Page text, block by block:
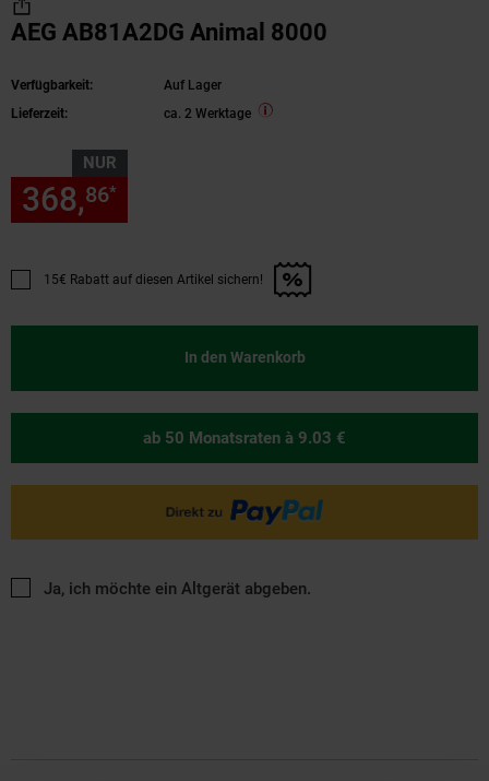
AEG AB81A2DG Animal 8000
Verfügbarkeit:
Auf Lager
Lieferzeit:
ca. 2 Werktage
NUR
368,86*
Promotion "15€ Rabatt auf diesen Artikel sichern!" anwenden
15€ Rabatt auf diesen Artikel sichern!
In den Warenkorb
ab 50 Monatsraten à 9.03 €
Ja, ich möchte ein Altgerät abgeben.